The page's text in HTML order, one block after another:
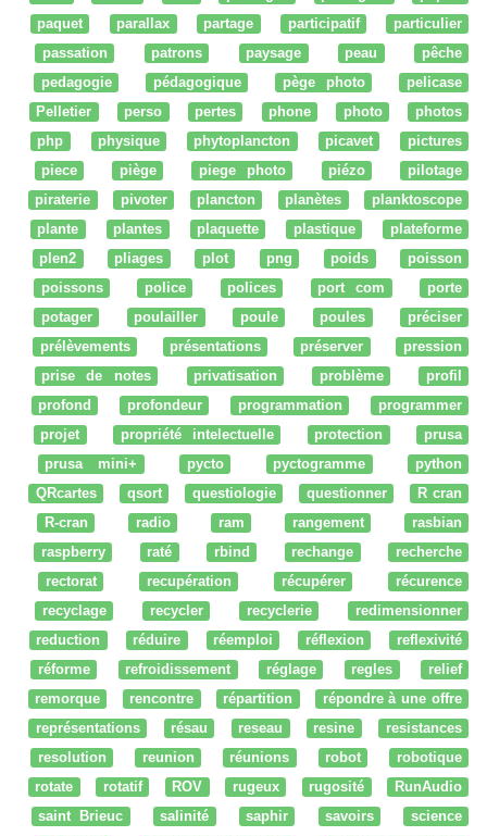
paquet
parallax partage participatif
particulier
passation
patrons paysage peau
pêche
pedagogie
pédagogique pège photo
pelicase
Pelletier
perso pertes phone photo
photos
php
physique phytoplancton picavet
pictures
piece
piège piege photo piézo
pilotage
piraterie
pivoter plancton planètes
planktoscope
plante
plantes plaquette plastique
plateforme
plen2
pliages plot png poids
poisson
poissons
police polices port com
porte
potager
poulailler poule poules
préciser
prélèvements
présentations préserver
pression
prise de notes
privatisation problème
profil
profond
profondeur programmation
programmer
projet
propriété intelectuelle protection
prusa
prusa mini+
pycto pyctogramme
python
QRcartes
qsort questiologie questionner
R cran
R-cran
radio ram rangement
rasbian
raspberry
raté rbind rechange
recherche
rectorat
recupération récupérer
récurence
recyclage
recycler recyclerie
redimensionner
reduction
réduire réemploi réflexion
reflexivité
réforme
refroidissement réglage regles
relief
remorque
rencontre répartition
répondre à une offre
représentations
résau reseau resine
resistances
resolution
reunion réunions robot
robotique
rotate
rotatif ROV rugeux rugosité
RunAudio
saint Brieuc
salinité saphir savoirs
science